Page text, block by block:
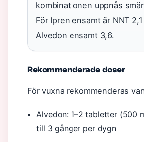
kombinationen uppnås
För Ipren ensamt är NNT
Alvedon ensamt 3,6.
Rekommenderade doser
För vuxna rekommenderas
Alvedon: 1–2 tabletter (500
till 3 gånger per dygn